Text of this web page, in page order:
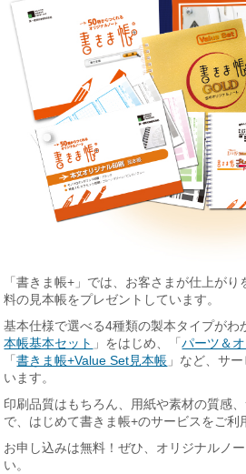
「書きま帳+」では、お客さまが仕上が
料の見本帳をプレゼントしています。
基本仕様で選べる4種類の製本タイプがわ
本帳基本セット 」をはじめ、「パーツ＆
「書きま帳+Value Set見本帳 」など、サ
います。
印刷品質はもちろん、用紙や素材の質感
で、はじめて書きま帳+のサービスをご利
お申し込みは無料！ぜひ、オリジナルノ
い。